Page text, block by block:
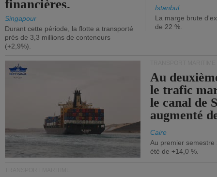
financières.
Singapour
Durant cette période, la flotte a transporté
près de 3,3 millions de conteneurs
(+2,9%).
Istanbul
La marge brute
de 22 %.
Au
le trafic
le canal de
augmenté
Caire
Au premier
été de +14,0 %.